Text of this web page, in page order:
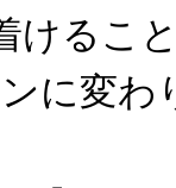
けるこ
に変わ